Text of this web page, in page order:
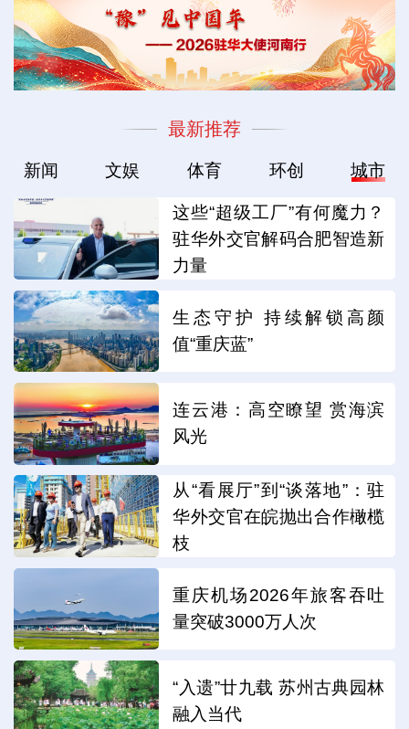
最新推荐
新闻 文娱 体育 环创 城市
这些“超级工厂”有何魔力？
驻华外交官解码合肥智造新
力量
生态守护 持续解锁高颜
值“重庆蓝”
连云港：高空瞭望 赏海滨
风光
从“看展厅”到“谈落地”：驻
华外交官在皖抛出合作橄榄
枝
重庆机场2026年旅客吞吐
量突破3000万人次
“入遗”廿九载 苏州古典园林
融入当代